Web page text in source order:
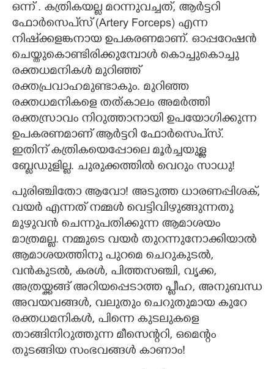
ഒന്ന് . കത്രികയല്ല മറന്നുവച്ചത്, ആർട്ടറി
ഫോർസെപ്‌സ് (Artery Forceps) എന്ന
നിഷ്ക്കളങ്കനായ ഉപകരണമാണ്. ഓപ്പറേഷൻ
ചെയ്തുകൊണ്ടിരിക്കുമ്പോൾ കൊച്ചുകൊച്ചു
രക്തധമനികൾ മുറിഞ്ഞ്
രക്തപ്രവാഹമുണ്ടാകും. മുറിഞ്ഞ
രക്തധമനികളെ തത്കാലം അമർത്തി
രക്തസ്രാവം നിറുത്താനായി ഉപയോഗിക്കുന്ന
ഉപകരണമാണ് ആർട്ടറി ഫോർസെപ്‌സ്.
ഇതിന് കത്രികയെപ്പോലെ മൂർച്ചയുള്ള
ബ്ലേഡുളില്ല. ചുരുക്കത്തിൽ വെറും സാധു!
പുരിഞ്ചിതോ ആവോ! അടുത്ത ധാരണപ്പിശക്,​
വയർ എന്നത് നമ്മൾ വെട്ടിവിഴുങ്ങുന്നതു
മുഴുവൻ ചെന്നുപതിക്കുന്ന ആമാശയം
മാത്രമല്ല. നമ്മുടെ വയർ തുറന്നുനോക്കിയാൽ
ആമാശയത്തിനു പുറമെ ചെറുകുടൽ,
വൻകുടൽ, കരൾ, പിത്തസഞ്ചി, വൃക്ക,​
അത്രയ്ക്കങ്ങ് അറിയപ്പെടാത്ത പ്ലീഹ,​ അനുബന്ധ
അവയവങ്ങൾ, വലുതും ചെറുതുമായ കുറേ
രക്തധമനികൾ, പിന്നെ കുടലുകളെ
താങ്ങിനിറുത്തുന്ന മീസെന്ററി, ഒമെന്റം
തുടങ്ങിയ സംഭവങ്ങൾ കാണാം!